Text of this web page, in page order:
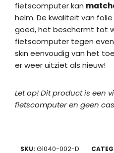
fietscomputer kan
helm. De kwaliteit van
goed, het beschermt tot
fietscomputer tegen
skin eenvoudig van het
er weer uitziet als nieuw!
Let op! Dit product is een
fietscomputer en geen
SKU: G1040-002-D